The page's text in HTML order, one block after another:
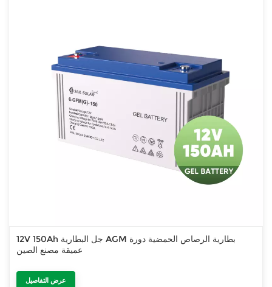
12V 150Ah جل البطارية AGM بطارية الرصاص الحمضية دورة
عميقة مصنع الصين
عرض التفاصيل